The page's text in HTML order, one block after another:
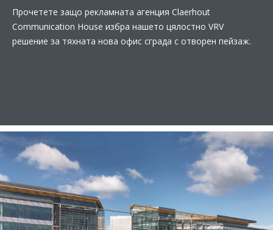
Прочетете защо рекламната агенция Claerhout
Communication House избра нашето цялостно VRV
решение за тяхната нова офис сграда с отворен пейзаж.